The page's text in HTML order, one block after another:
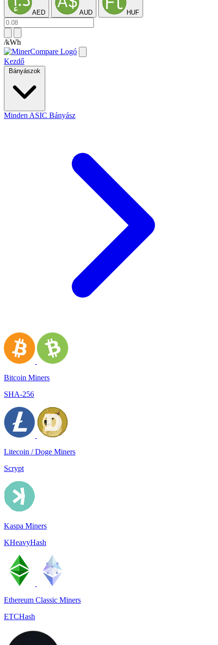
AED AUD HUF
/kWh
Kezdő
Bányászok
Minden ASIC Bányász
Bitcoin Miners
SHA-256
Litecoin / Doge Miners
Scrypt
Kaspa Miners
KHeavyHash
Ethereum Classic Miners
ETCHash